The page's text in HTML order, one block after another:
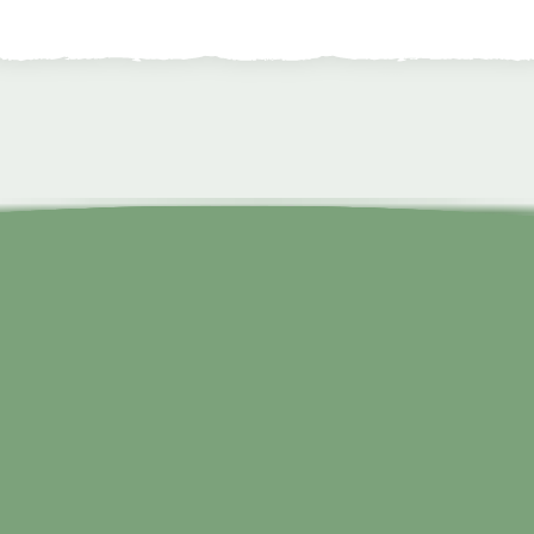
findest du alle­ ­Angebote im